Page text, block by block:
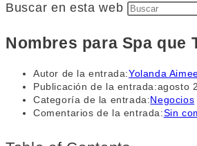
Buscar en esta web
Nombres para Spa que
Autor de la entrada:Yolanda
Publicación de la entrada:agosto
Categoría de la entrada:Negocios
Comentarios de la entrada:Sin